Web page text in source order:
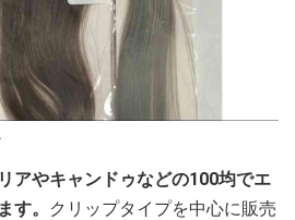
アやキャンドゥなどの100均でエ
す。
クリップタイプを中心に販売